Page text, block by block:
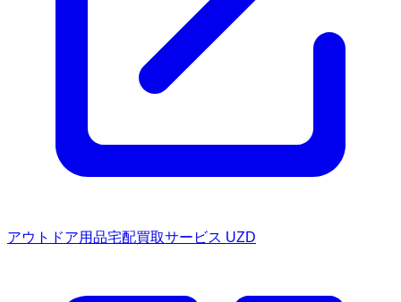
アウトドア用品宅配買取サービス UZD